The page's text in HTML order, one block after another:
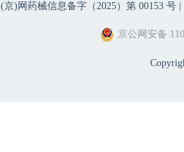
(京)网药械信息备字（2025）第 00153 号 |
京公网安备